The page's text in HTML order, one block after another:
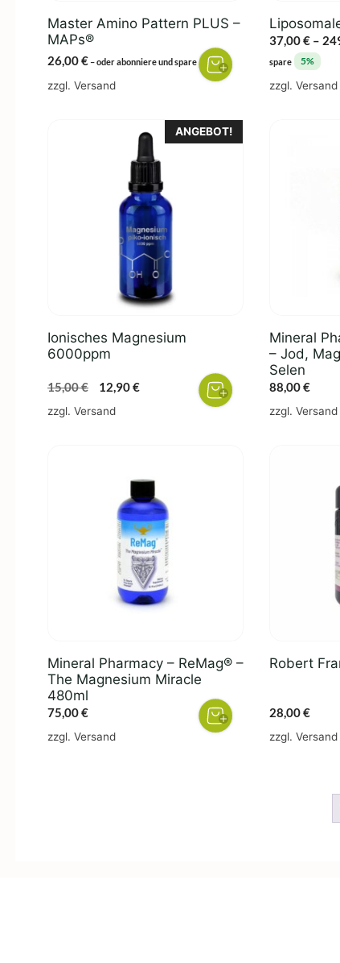
Master Amino Pattern PLUS –
MAPs®
26,00€ –oder abonniere und spare 3%
zzgl. Versand
37,00€ –
spare
5%
zzgl. Versand
der
gewählt
werden
ANGEBOT!
Ionisches Magnesium
6000ppm
15,00€
Ursprünglicher
Preis
12,90€Aktueller
zzgl. Versand
Mineral
– Jod,
Selen
88,00€
zzgl. Versand
Mineral Pharmacy – ReMag® –
The Magnesium Miracle
480ml
75,00€
zzgl. Versand
Robert
28,00€
zzgl. Versand